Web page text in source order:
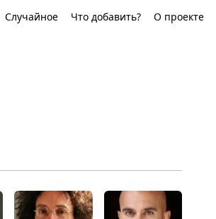
Случайное Что добавить? О проекте